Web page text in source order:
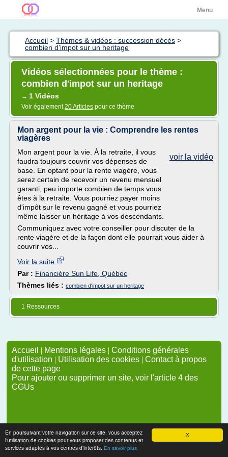
X
En poursuivant votre navigation sur ce site, vous acceptez
l'utilisation de cookies pour vous proposer des contenus et
services adaptés à vos centres d'intérêts. En savoir plus
Menu
Accueil > Thèmes & vidéos : succession décès >
combien d'impot sur un heritage
Vidéos sélectionnées pour le thème :
combien d'impot sur un heritage
→ 1 Vidéos
Voir également20 Articles pour ce thème
Mon argent pour la vie : Comprendre les rentes
viagères
voir la vidéo
Mon argent pour la vie. À la retraite, il vous
faudra toujours couvrir vos dépenses de
base. En optant pour la rente viagère, vous
serez certain de recevoir un revenu mensuel
garanti, peu importe combien de temps vous
êtes à la retraite. Vous pourriez payer moins
d'impôt sur le revenu gagné et vous pourriez
même laisser un héritage à vos descendants.
Communiquez avec votre conseiller pour discuter de la
rente viagère et de la façon dont elle pourrait vous aider à
couvrir vos...
Voir la suite
Par : Financière Sun Life, Québec
Thèmes liés : combien d'impot sur un heritage
1 Ressources
Accueil | Mentions légales | Conditions générales
d'utilisation | Utilisation des cookies | Contact à propos
de cette page
Pour ajouter ou supprimer un site, voir l'article 4 des
CGUs